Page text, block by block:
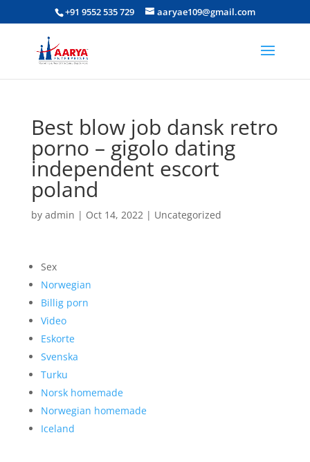
+91 9552 535 729 aaryae109@gmail.com
Best blow job dansk retro
porno – gigolo dating
independent escort
poland
by admin | Oct 14, 2022| Uncategorized
Sex
Norwegian
Billig porn
Video
Eskorte
Svenska
Turku
Norsk homemade
Norwegian homemade
Iceland